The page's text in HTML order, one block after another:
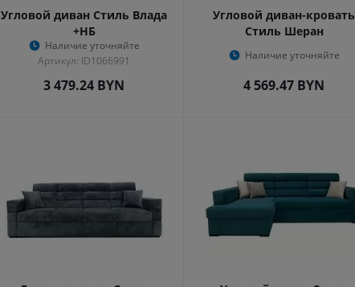
Угловой диван Стиль Влада
+НБ
Наличие уточняйте
Артикул: ID1066991
3 479.24 BYN
Угловой диван-кровать
Стиль Шеран
Наличие уточняйте
4 569.47 BYN